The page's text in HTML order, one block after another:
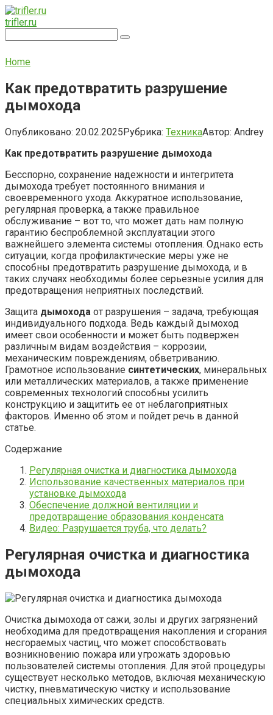
Перейти
к
trifler.ru
Home
Как предотвратить разрушение
дымохода
Опубликовано: 20.02.2025Рубрика: ТехникаАвтор: Andrey
Как предотвратить разрушение дымохода
Бесспорно, сохранение надежности и интегритета
дымохода требует постоянного внимания и
своевременного ухода. Аккуратное использование,
регулярная проверка, а также правильное
обслуживание – вот то, что может дать нам полную
гарантию беспроблемной эксплуатации этого
важнейшего элемента системы отопления. Однако есть
ситуации, когда профилактические меры уже не
способны предотвратить разрушение дымохода, и в
таких случаях необходимы более серьезные усилия для
предотвращения неприятных последствий.
Защита дымохода от разрушения – задача, требующая
индивидуального подхода. Ведь каждый дымоход
имеет свои особенности и может быть подвержен
различным видам воздействия – коррозии,
механическим повреждениям, обветриванию.
Грамотное использование синтетических, минеральных
или металлических материалов, а также применение
современных технологий способны усилить
конструкцию и защитить ее от неблагоприятных
факторов. Именно об этом и пойдет речь в данной
статье.
Содержание
Регулярная очистка и диагностика дымохода
Использование качественных материалов при
установке дымохода
Обеспечение должной вентиляции и
предотвращение образования конденсата
Видео: Разрушается труба, что делать?
Регулярная очистка и диагностика
дымохода
Очистка дымохода от сажи, золы и других загрязнений
необходима для предотвращения накопления и сгорания
несгораемых частиц, что может способствовать
возникновению пожара или угрожать здоровью
пользователей системы отопления. Для этой процедуры
существует несколько методов, включая механическую
чистку, пневматическую чистку и использование
специальных химических средств.